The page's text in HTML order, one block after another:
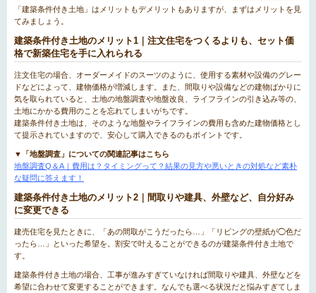
「建築条件付き土地」はメリットもデメリットもありますが、まずはメリットを見
てみましょう。
建築条件付き土地のメリット1｜注文住宅をつくるよりも、セット価
格で新築住宅を手に入れられる
注文住宅の場合、オーダーメイドのスーツのように、使用する素材や設備のグレー
ドなどによって、建物価格が増減します。また、間取りや設備などの建物ばかりに
気を取られていると、土地の地盤調査や地盤改良、ライフラインの引き込み等の、
土地にかかる費用のことを忘れてしまいがちです。
建築条件付き土地は、そのような地盤やライフラインの費用も含めた建物価格とし
て提示されていますので、安心して購入できるのもポイントです。
▼「地盤調査」についての関連記事はこちら
地盤調査Q＆A｜費用は？タイミングって？結果の見方や悪いときの対処など素朴
な疑問に答えます！
建築条件付き土地のメリット2｜間取りや建具、外壁など、自分好み
に変更できる
建売住宅を見たときに、「あの間取がこうだったら…」「リビングの壁紙が◯色だ
ったら…」といった希望を。割安で叶えることができるのが建築条件付き土地で
す。
建築条件付き土地の場合、工事が進みすぎていなければ間取りや建具、外壁などを
希望に合わせて変更することができます。なんでも選べる状況だと悩みすぎてしま